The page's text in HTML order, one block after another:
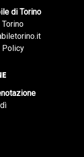
di Torino
Policy